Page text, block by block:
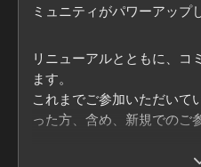
ミュニティがパワーアップ
リニューアルとともに、コ
ます。
これまでご参加いただいて
った方、含め、新規でのご
エスパー・小林さん本人を